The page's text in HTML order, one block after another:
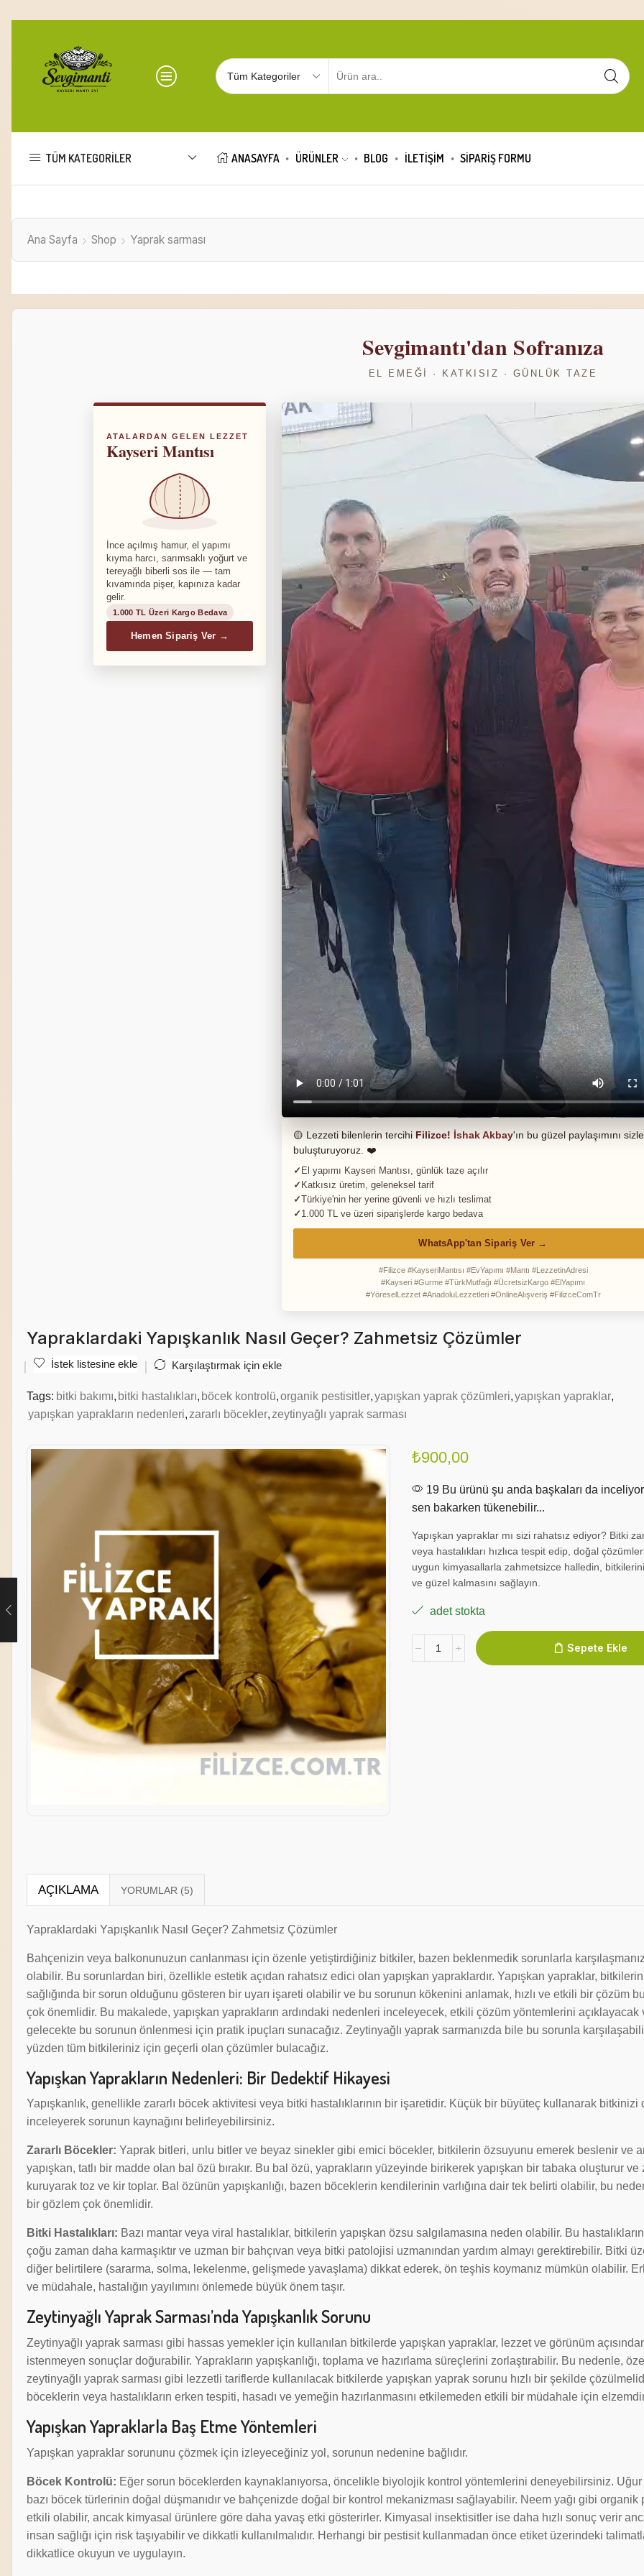
TÜM KATEGORILER ANASAYFA ÜRÜNLER BLOG İLETİŞİM SIPARIŞ FORMU
Ana Sayfa Shop Yaprak sarması
Sevgimantı'dan Sofranıza
EL EMEĞI · KATKISIZ · GÜNLÜK TAZE
ATALARDAN GELEN LEZZET
Kayseri Mantısı
İnce açılmış hamur, el yapımı
kıyma harcı, sarımsaklı yoğurt ve
tereyağlı biberli sos ile — tam
kıvamında pişer, kapınıza kadar
gelir.
1.000 TL Üzeri Kargo Bedava
Hemen Sipariş Ver →
🟡 Lezzeti bilenlerin tercihi Filizce! İshak Akbay'ın bu güzel paylaşımını
buluşturuyoruz. ❤️
El yapımı Kayseri Mantısı, günlük taze açılır
Katkısız üretim, geleneksel tarif
Türkiye'nin her yerine güvenli ve hızlı teslimat
1.000 TL ve üzeri siparişlerde kargo bedava
WhatsApp'tan Sipariş Ver →
#Filizce #KayseriMantısı #EvYapımı #Mantı #LezzetinAdresi
#Kayseri #Gurme #TürkMutfağı #ÜcretsizKargo #ElYapımı
#YöreselLezzet #AnadoluLezzetleri #OnlineAlışveriş #FilizceComTr
Yapraklardaki Yapışkanlık Nasıl Geçer? Zahmetsiz Çözümler
İstek listesine ekle Karşılaştırmak için ekle
Tags: bitki bakımı, bitki hastalıkları, böcek kontrolü,organik pestisitler,yapışkan yaprak çözümleri,yapışkan yapraklar,
yapışkan yaprakların nedenleri, zararlı böcekler, zeytinyağlı yaprak sarması
₺900,00
19 Bu ürünü şu anda başkaları da
sen bakarken tükenebilir...
Yapışkan yapraklar mı sizi rahatsız ediyor? Bitki
veya hastalıkları hızlıca tespit edip, doğal
uygun kimyasallarla zahmetsizce halledin,
ve güzel kalmasını sağlayın.
adet stokta
Sepete Ekle
AÇIKLAMA
Yapraklardaki Yapışkanlık Nasıl Geçer? Zahmetsiz Çözümler
Bahçenizin veya balkonunuzun canlanması için özenle yetiştirdiğiniz bitkiler, bazen beklenmedik sorunlarla
olabilir. Bu sorunlardan biri, özellikle estetik açıdan rahatsız edici olan yapışkan yapraklardır. Yapışkan yapraklar,
sağlığında bir sorun olduğunu gösteren bir uyarı işareti olabilir ve bu sorunun kökenini anlamak, hızlı ve etkili bir çözüm
çok önemlidir. Bu makalede, yapışkan yaprakların ardındaki nedenleri inceleyecek, etkili çözüm yöntemlerini açıklayacak
gelecekte bu sorunun önlenmesi için pratik ipuçları sunacağız. Zeytinyağlı yaprak sarmanızda bile bu sorunla
yüzden tüm bitkileriniz için geçerli olan çözümler bulacağız.
Yapışkan Yaprakların Nedenleri: Bir Dedektif Hikayesi
Yapışkanlık, genellikle zararlı böcek aktivitesi veya bitki hastalıklarının bir işaretidir. Küçük bir büyüteç kullanarak bitkinizi
inceleyerek sorunun kaynağını belirleyebilirsiniz.
Zararlı Böcekler: Yaprak bitleri, unlu bitler ve beyaz sinekler gibi emici böcekler, bitkilerin özsuyunu emerek beslenir ve
yapışkan, tatlı bir madde olan bal özü bırakır. Bu bal özü, yaprakların yüzeyinde birikerek yapışkan bir tabaka oluşturur ve
kuruyarak toz ve kir toplar. Bal özünün yapışkanlığı, bazen böceklerin kendilerinin varlığına dair tek belirti olabilir, bu
bir gözlem çok önemlidir.
Bitki Hastalıkları: Bazı mantar veya viral hastalıklar, bitkilerin yapışkan özsu salgılamasına neden olabilir. Bu
çoğu zaman daha karmaşıktır ve uzman bir bahçıvan veya bitki patolojisi uzmanından yardım almayı gerektirebilir. Bitki
diğer belirtilere (sararma, solma, lekelenme, gelişmede yavaşlama) dikkat ederek, ön teşhis koymanız mümkün olabilir.
ve müdahale, hastalığın yayılımını önlemede büyük önem taşır.
Zeytinyağlı Yaprak Sarması’nda Yapışkanlık Sorunu
Zeytinyağlı yaprak sarması gibi hassas yemekler için kullanılan bitkilerde yapışkan yapraklar, lezzet ve görünüm
istenmeyen sonuçlar doğurabilir. Yaprakların yapışkanlığı, toplama ve hazırlama süreçlerini zorlaştırabilir. Bu nedenle,
zeytinyağlı yaprak sarması gibi lezzetli tariflerde kullanılacak bitkilerde yapışkan yaprak sorunu hızlı bir şekilde
böceklerin veya hastalıkların erken tespiti, hasadı ve yemeğin hazırlanmasını etkilemeden etkili bir müdahale için
Yapışkan Yapraklarla Baş Etme Yöntemleri
Yapışkan yapraklar sorununu çözmek için izleyeceğiniz yol, sorunun nedenine bağlıdır.
Böcek Kontrolü: Eğer sorun böceklerden kaynaklanıyorsa, öncelikle biyolojik kontrol yöntemlerini deneyebilirsiniz.
bazı böcek türlerinin doğal düşmanıdır ve bahçenizde doğal bir kontrol mekanizması sağlayabilir. Neem yağı gibi organik
etkili olabilir, ancak kimyasal ürünlere göre daha yavaş etki gösterirler. Kimyasal insektisitler ise daha hızlı sonuç verir
insan sağlığı için risk taşıyabilir ve dikkatli kullanılmalıdır. Herhangi bir pestisit kullanmadan önce etiket üzerindeki
dikkatlice okuyun ve uygulayın.